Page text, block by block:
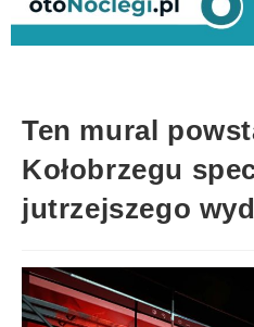
Ten mural
Kołobrzegu
jutrzejszego